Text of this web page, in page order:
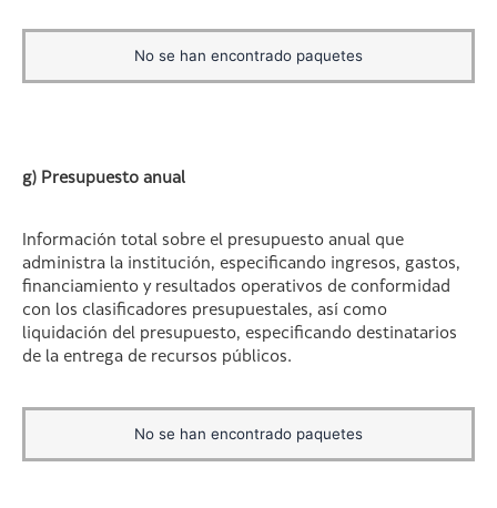
No se han encontrado paquetes
g) Presupuesto anual
Información total sobre el presupuesto anual que
administra la institución, especificando ingresos, gastos,
financiamiento y resultados operativos de conformidad
con los clasificadores presupuestales, así como
liquidación del presupuesto, especificando destinatarios
de la entrega de recursos públicos.
No se han encontrado paquetes